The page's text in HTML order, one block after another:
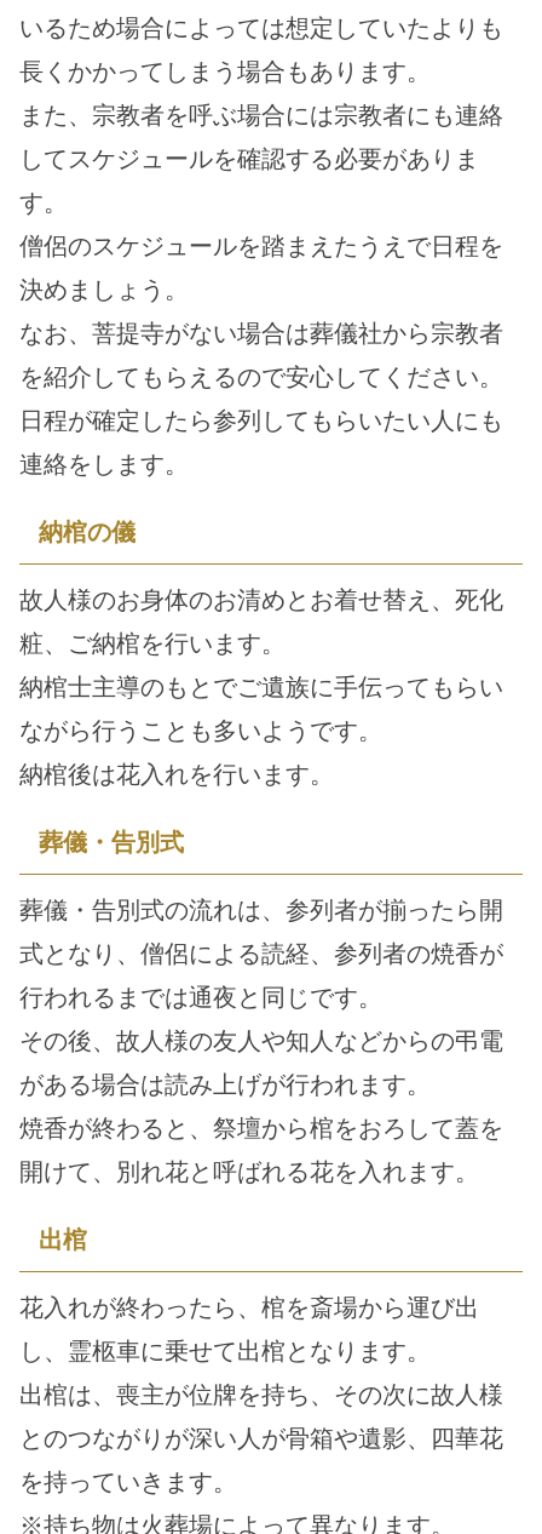
いるため場合によっては想定していたよりも
長くかかってしまう場合もあります。
また、宗教者を呼ぶ場合には宗教者にも連絡
してスケジュールを確認する必要がありま
す。
僧侶のスケジュールを踏まえたうえで日程を
決めましょう。
なお、菩提寺がない場合は葬儀社から宗教者
を紹介してもらえるので安心してください。
日程が確定したら参列してもらいたい人にも
連絡をします。
納棺の儀
故人様のお身体のお清めとお着せ替え、死化
粧、ご納棺を行います。
納棺士主導のもとでご遺族に手伝ってもらい
ながら行うことも多いようです。
納棺後は花入れを行います。
葬儀・告別式
葬儀・告別式の流れは、参列者が揃ったら開
式となり、僧侶による読経、参列者の焼香が
行われるまでは通夜と同じです。
その後、故人様の友人や知人などからの弔電
がある場合は読み上げが行われます。
焼香が終わると、祭壇から棺をおろして蓋を
開けて、別れ花と呼ばれる花を入れます。
出棺
花入れが終わったら、棺を斎場から運び出
し、霊柩車に乗せて出棺となります。
出棺は、喪主が位牌を持ち、その次に故人様
とのつながりが深い人が骨箱や遺影、四華花
を持っていきます。
※持ち物は火葬場によって異なります。